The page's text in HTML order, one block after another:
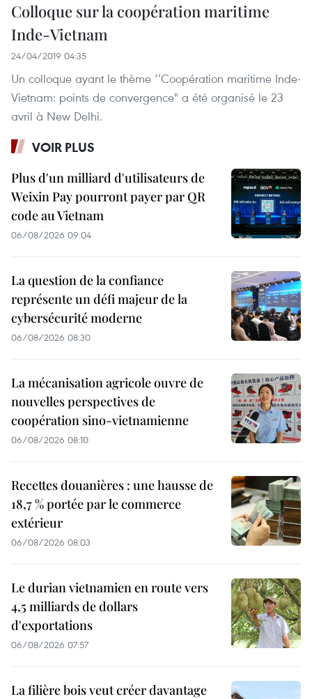
Colloque sur la coopération maritime
Inde-Vietnam
24/04/2019 04:35
Un colloque ayant le thème ‘’Coopération maritime Inde-
Vietnam: points de convergence" a été organisé le 23
avril à New Delhi.
VOIR PLUS
Plus d'un milliard d'utilisateurs de
Weixin Pay pourront payer par QR
code au Vietnam
06/08/2026 09:04
La question de la confiance
représente un défi majeur de la
cybersécurité moderne
06/08/2026 08:30
La mécanisation agricole ouvre de
nouvelles perspectives de
coopération sino-vietnamienne
06/08/2026 08:10
Recettes douanières : une hausse de
18,7 % portée par le commerce
extérieur
06/08/2026 08:03
Le durian vietnamien en route vers
4,5 milliards de dollars
d'exportations
06/08/2026 07:57
La filière bois veut créer davantage